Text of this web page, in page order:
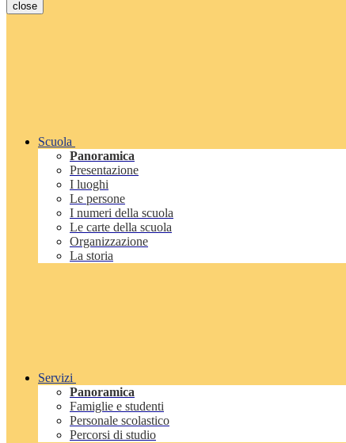
close
Scuola
Panoramica
Presentazione
I luoghi
Le persone
I numeri della scuola
Le carte della scuola
Organizzazione
La storia
Servizi
Panoramica
Famiglie e studenti
Personale scolastico
Percorsi di studio